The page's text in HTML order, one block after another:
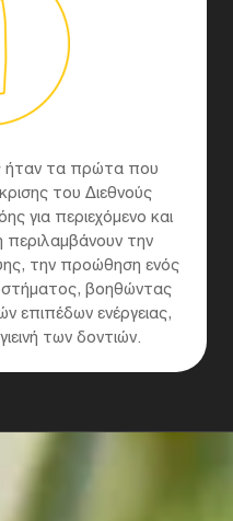
ήταν τα πρώτα που
του Διεθνούς
για περιεχόμενο και
την
την προώθηση ενός
βοηθώντας
επιπέδων ενέργειας,
των δοντιών.